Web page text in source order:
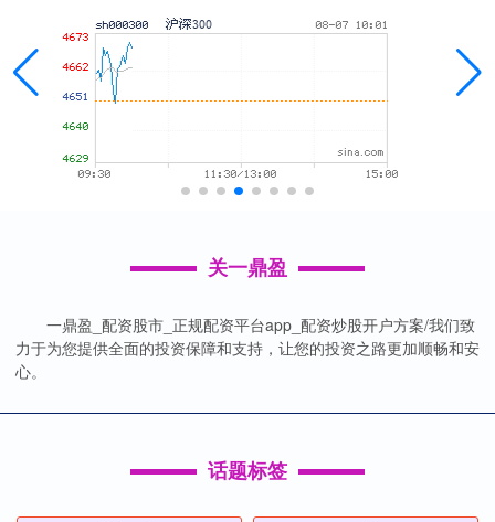
关一鼎盈
一鼎盈_配资股市_正规配资平台app_配资炒股开户方案/我们致
力于为您提供全面的投资保障和支持，让您的投资之路更加顺畅和安
心。
话题标签